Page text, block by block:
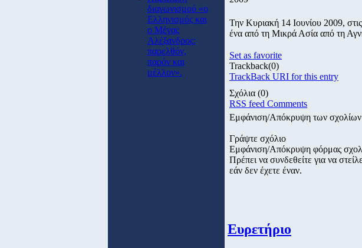
διαγωνισμού «ο
Ελληνισμός και
ο Μέγας
Αλέξανδρος:
παρελθόν,
παρόν και
μέλλον».
Την Κυριακή 14 Ιουνίου 2009,
ένα από τη Μικρά Ασία από τη
Set as favorite
Trackback(0)
TrackBack URI for this entry
Σχόλια (0)
RSS feed Comments
Εμφάνιση/Απόκρυψη των σχολίων
Γράψτε σχόλιο
Εμφάνιση/Απόκρυψη φόρμας
Πρέπει να συνδεθείτε για να
εάν δεν έχετε έναν.
Ευρετήριο